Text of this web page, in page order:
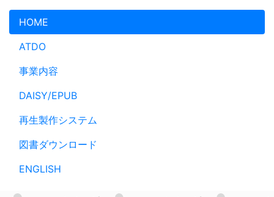
メインコンテンツへスキップ
HOME
ATDO
事業内容
DAISY/EPUB
再生製作システム
図書ダウンロード
ENGLISH